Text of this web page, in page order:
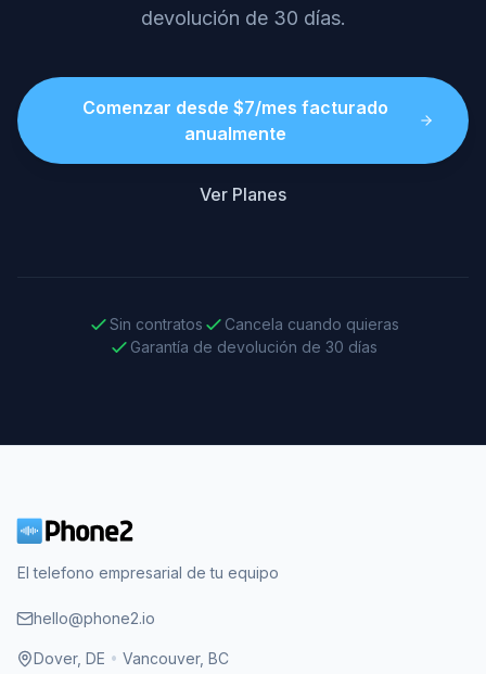
devolución de 30 días.
Comenzar desde $7/mes facturado
anualmente
Ver Planes
Sin contratos
Cancela cuando quieras
Garantía de devolución de 30 días
El telefono empresarial de tu equipo
hello@phone2.io
Dover, DE • Vancouver, BC